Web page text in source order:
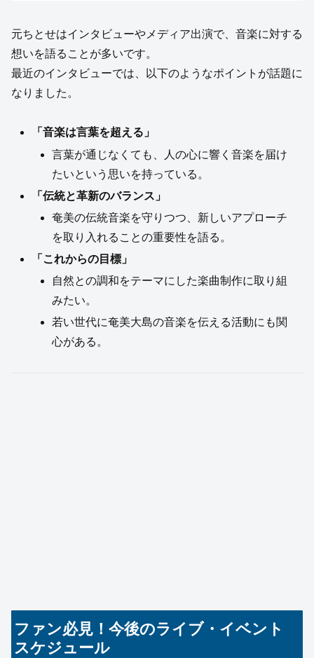
元ちとせはインタビューやメディア出演で、音楽に対する
想いを語ることが多いです。
最近のインタビューでは、以下のようなポイントが話題に
なりました。
「音楽は言葉を超える」
言葉が通じなくても、人の心に響く音楽を届け
たいという思いを持っている。
「伝統と革新のバランス」
奄美の伝統音楽を守りつつ、新しいアプローチ
を取り入れることの重要性を語る。
「これからの目標」
自然との調和をテーマにした楽曲制作に取り組
みたい。
若い世代に奄美大島の音楽を伝える活動にも関
心がある。
ファン必見！今後のライブ・イベント
スケジュール